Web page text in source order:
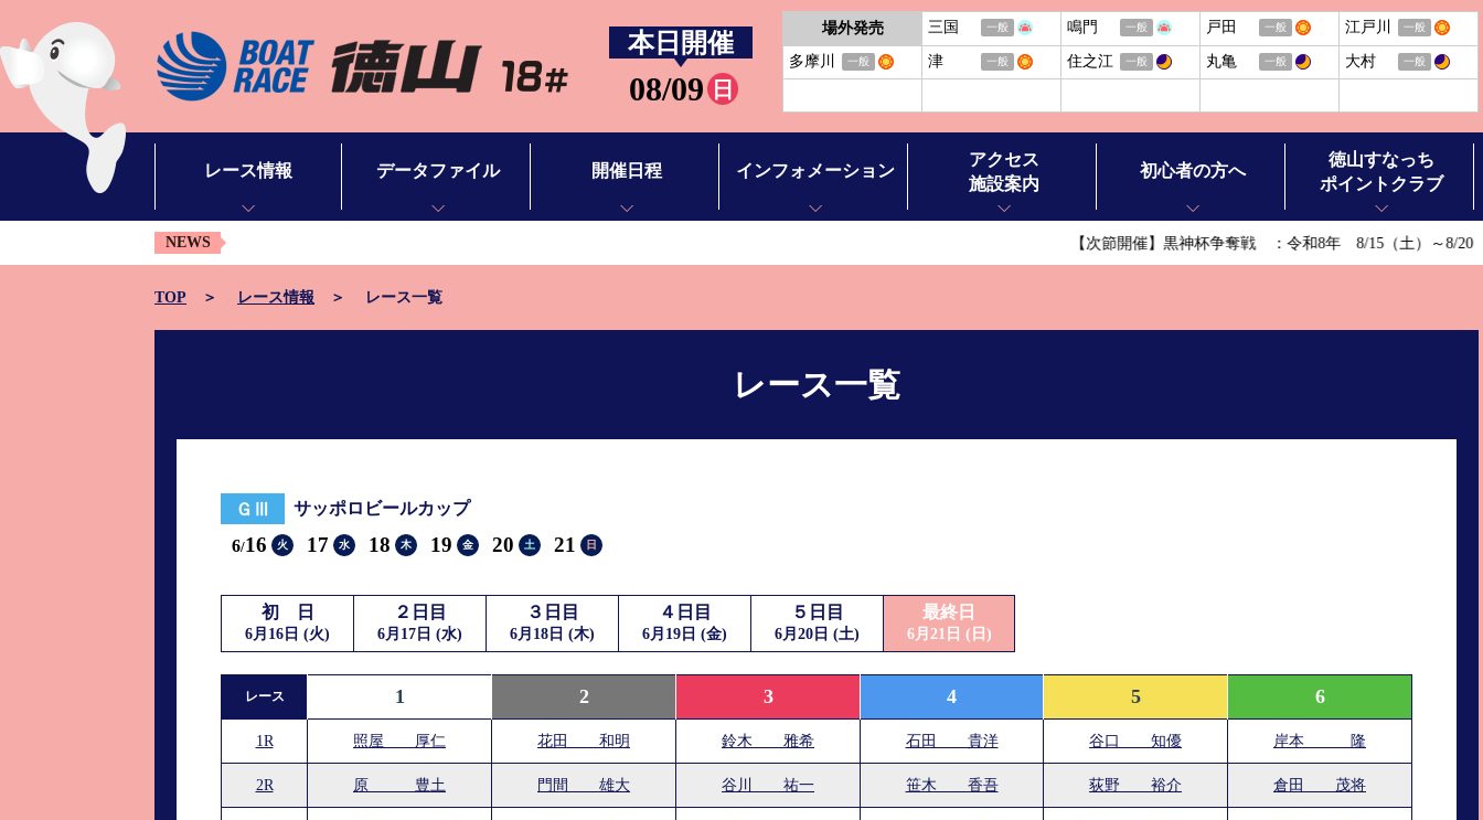
本日開催
08/09 日
場外発売 三国 一般 鳴門 一般 戸田 一般 江戸川 一般
多摩川 一般 津 一般 住之江 一般 丸亀 一般 大村 一般
レース情報
シリーズインデックス
出場予定選手一覧
進入コース別選手成績
得点率ランキング
データファイル
ボートデータ
山口支部選手優勝履歴
優勝者一覧
記念競走記録集
ムービー集
開催日程 インフォメーション
アクセス
施設案内
初心者の方へ
ボートレースの基礎知識
徳山すなっち
ポイントクラブ
NEWS 【次節開催】黒神杯争奪戦 ：令和8年 8/15（土）～8/20
TOP レース情報 レース一覧
レース一覧
ＧⅢ
サッポロビールカップ
6 16 火 17 水 18 木 19 金 20 土 21 日
初 日
6月16日 (火)
２日目
6月17日 (水)
３日目
6月18日 (木)
４日目
6月19日 (金)
５日目
6月20日 (土)
最終日
6月21日 (日)
レース 1 2 3 4 5 6
1R 照屋 厚仁 花田 和明 鈴木 雅希 石田 貴洋 谷口 知優 岸本 隆
2R 原 豊土 門間 雄大 谷川 祐一 笹木 香吾 荻野 裕介 倉田 茂将